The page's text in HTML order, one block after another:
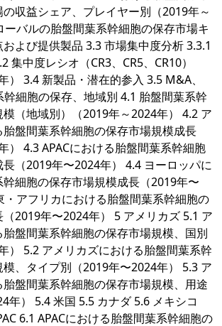
収益シェア、プレイヤー別（2019年～
ーバルの胎盤間葉系幹細胞の保存市場キ
よび提供製品 3.3 市場集中度分析 3.3.1
集中度レシオ（CR3、CR5、CR10）
） 3.4 新製品・潜在的参入 3.5 M&A、
細胞の保存、地域別 4.1 胎盤間葉系幹
（地域別）（2019年～2024年） 4.2 ア
盤間葉系幹細胞の保存市場規模成長
） 4.3 APACにおける胎盤間葉系幹細胞
（2019年〜2024年） 4.4 ヨーロッパに
細胞の保存市場規模成長（2019年〜
・アフリカにおける胎盤間葉系幹細胞の
2019年〜2024年） 5 アメリカズ 5.1 ア
盤間葉系幹細胞の保存市場規模、国別
） 5.2 アメリカズにおける胎盤間葉系幹
、タイプ別（2019年〜2024年） 5.3 ア
盤間葉系幹細胞の保存市場規模、用途
年） 5.4 米国 5.5 カナダ 5.6 メキシコ
6.1 APACにおける胎盤間葉系幹細胞の